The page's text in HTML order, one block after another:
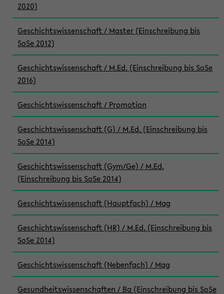
2020)
Geschichtswissenschaft / Master (Einschreibung bis
SoSe 2012)
Geschichtswissenschaft / M.Ed. (Einschreibung bis SoSe
2016)
Geschichtswissenschaft / Promotion
Geschichtswissenschaft (G) / M.Ed. (Einschreibung bis
SoSe 2014)
Geschichtswissenschaft (Gym/Ge) / M.Ed.
(Einschreibung bis SoSe 2014)
Geschichtswissenschaft (Hauptfach) / Mag
Geschichtswissenschaft (HR) / M.Ed. (Einschreibung bis
SoSe 2014)
Geschichtswissenschaft (Nebenfach) / Mag
Gesundheitswissenschaften / Ba (Einschreibung bis SoSe